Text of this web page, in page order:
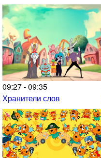
09:27 - 09:35
Хранители слов